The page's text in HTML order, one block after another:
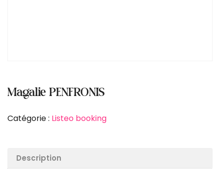
Magalie PENFRONIS
Catégorie : Listeo booking
Description